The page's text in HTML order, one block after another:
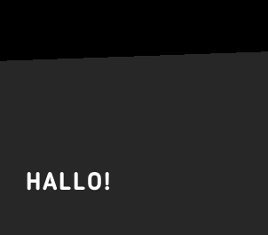
HALLO!